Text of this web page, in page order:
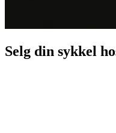
Selg din sykkel